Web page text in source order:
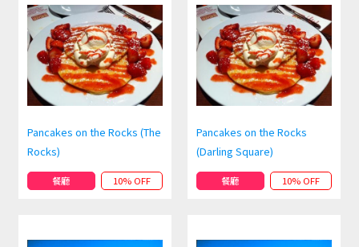
Pancakes on the Rocks (The
Rocks)
餐廳 10% OFF
Pancakes on the Rocks
(Darling Square)
餐廳 10% OFF